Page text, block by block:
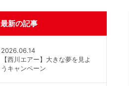
最新の記事
2026.06.14
【西川エアー】大きな夢を見よ
うキャンペーン